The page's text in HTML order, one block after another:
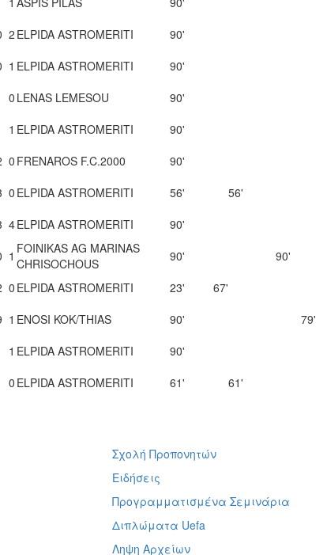
2 ELPIDA ASTROMERITI
90'
1 ELPIDA ASTROMERITI
90'
0 LENAS LEMESOU
90'
1 ELPIDA ASTROMERITI
90'
0 FRENAROS F.C.2000
90'
0 ELPIDA ASTROMERITI 56'
56'
4ELPIDA ASTROMERITI
90'
1 FOINIKAS AG MARINAS
CHRISOCHOUS
90'
90'
0 ELPIDA ASTROMERITI 23'
67'
1 ENOSI KOK/THIAS 90'
79'
1 ELPIDA ASTROMERITI
90'
0 ELPIDA ASTROMERITI 61' 61'
Σχολή Προπονητών
Ειδήσεις
Προγραμματισμένα Σεμινάρια
Διπλώματα Uefa
Ληψη Αρχείων